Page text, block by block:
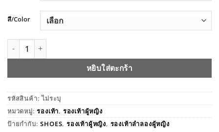
สี/Color
จำนวน LOAFER รองเท้าโลฟเฟอร์ 92265 ชิ้น
หยิบใส่ตะกร้า
รหัสสินค้า:ไม่ระบุ
หมวดหมู่:รองเท้า, รองเท้าผู้หญิง
ป้ายกำกับ:SHOES,รองเท้าผู้หญิง, รองเท้าลำลองผู้หญิง